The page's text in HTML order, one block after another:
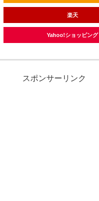
楽天
Yahoo!ショッピング
スポンサーリンク